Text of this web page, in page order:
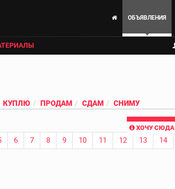
ОБЪЯВЛЕНИЯ
КУПЛЮ ПРОДАМ СДАМ СНИМУ
ХОЧУ СЮДА
6 7 8 9 10 11 12 13
14